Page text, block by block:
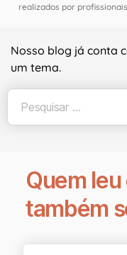
realizados por
Nosso blog já conta
um tema.
Quem
também